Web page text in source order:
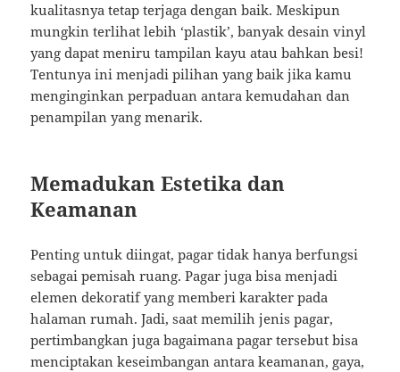
kualitasnya tetap terjaga dengan baik. Meskipun
mungkin terlihat lebih ‘plastik’, banyak desain vinyl
yang dapat meniru tampilan kayu atau bahkan besi!
Tentunya ini menjadi pilihan yang baik jika kamu
menginginkan perpaduan antara kemudahan dan
penampilan yang menarik.
Memadukan Estetika dan
Keamanan
Penting untuk diingat, pagar tidak hanya berfungsi
sebagai pemisah ruang. Pagar juga bisa menjadi
elemen dekoratif yang memberi karakter pada
halaman rumah. Jadi, saat memilih jenis pagar,
pertimbangkan juga bagaimana pagar tersebut bisa
menciptakan keseimbangan antara keamanan, gaya,